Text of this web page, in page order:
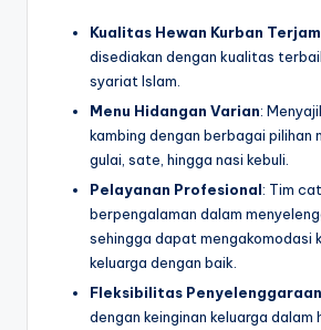
Kualitas Hewan Kurban
disediakan dengan kualitas
syariat Islam.
Menu Hidangan Varian:
kambing dengan berbagai pilihan
gulai, sate, hingga nasi kebuli.
Pelayanan Profesional: Tim
berpengalaman dalam
sehingga dapat mengakomodasi
keluarga dengan baik.
Fleksibilitas Penyelenggaraan
dengan keinginan keluarga dalam